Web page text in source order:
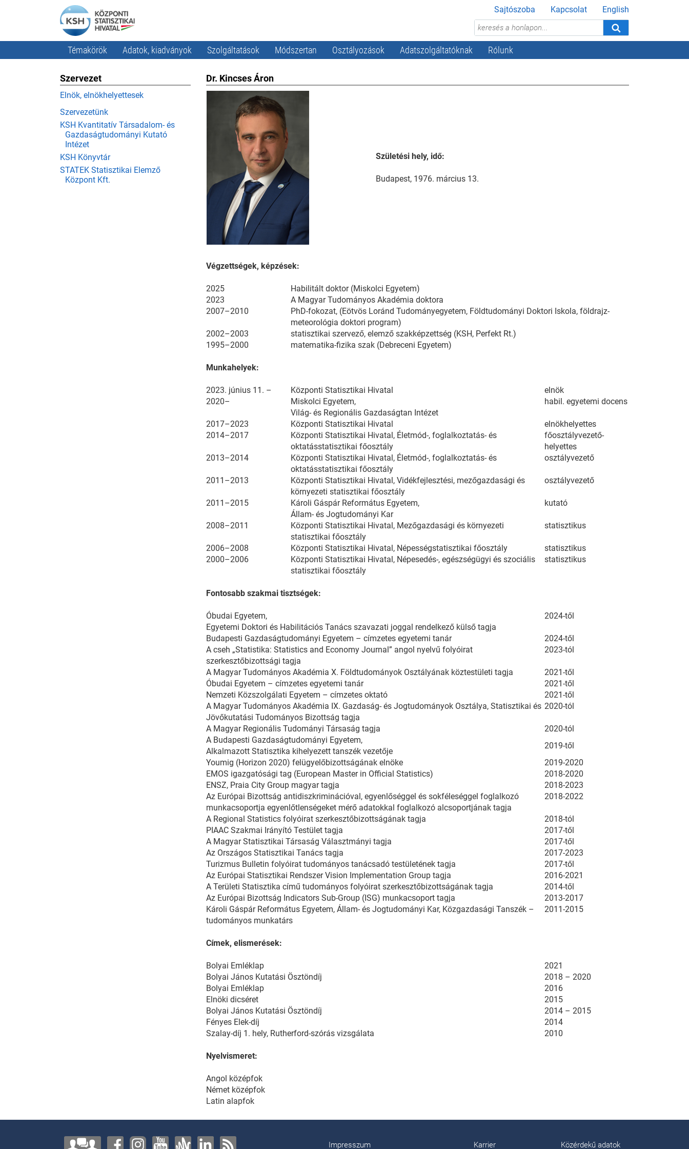
Sajtószoba Kapcsolat English
Témakörök Adatok, kiadványok Szolgáltatások Módszertan Osztályozások Adatszolgáltatóknak Rólunk
Szervezet
Elnök, elnökhelyettesek
Szervezetünk
KSH Kvantitatív Társadalom- és
Gazdaságtudományi Kutató
Intézet
KSH Könyvtár
STATEK Statisztikai Elemző
Központ Kft.
Dr. Kincses Áron
Születési hely, idő:
Budapest, 1976. március 13.
Végzettségek, képzések:
2025
Habilitált doktor (Miskolci Egyetem)
2023
A Magyar Tudományos Akadémia doktora
2007–2010
PhD-fokozat, (Eötvös Loránd Tudományegyetem, Földtudományi Doktori Iskola, földrajz-
meteorológia doktori program)
2002–2003
statisztikai szervező, elemző szakképzettség (KSH, Perfekt Rt.)
1995–2000
matematika-fizika szak (Debreceni Egyetem)
Munkahelyek:
2023. június 11. – Központi Statisztikai Hivatal
elnök
2020–
Miskolci Egyetem,
Világ- és Regionális Gazdaságtan Intézet
habil. egyetemi docens
2017–2023 Központi Statisztikai Hivatal
elnökhelyettes
2014–2017
Központi Statisztikai Hivatal, Életmód-, foglalkoztatás- és
oktatásstatisztikai főosztály
főosztályvezető-
helyettes
2013–2014
Központi Statisztikai Hivatal, Életmód-, foglalkoztatás- és
oktatásstatisztikai főosztály
osztályvezető
2011–2013
Központi Statisztikai Hivatal, Vidékfejlesztési, mezőgazdasági és
környezeti statisztikai főosztály
osztályvezető
2011–2015
Károli Gáspár Református Egyetem,
Állam- és Jogtudományi Kar
kutató
2008–2011
Központi Statisztikai Hivatal, Mezőgazdasági és környezeti
statisztikai főosztály
statisztikus
2006–2008 Központi Statisztikai Hivatal, Népességstatisztikai főosztály
statisztikus
2000–2006
Központi Statisztikai Hivatal, Népesedés-, egészségügyi és szociális
statisztikai főosztály
statisztikus
Fontosabb szakmai tisztségek:
Óbudai Egyetem,
Egyetemi Doktori és Habilitációs Tanács szavazati joggal rendelkező külső tagja
2024-től
Budapesti Gazdaságtudományi Egyetem – címzetes egyetemi tanár
2024-től
A cseh „Statistika: Statistics and Economy Journal” angol nyelvű folyóirat
szerkesztőbizottsági tagja
2023-tól
A Magyar Tudományos Akadémia X. Földtudományok Osztályának köztestületi tagja
2021-től
Óbudai Egyetem – címzetes egyetemi tanár
2021-től
Nemzeti Közszolgálati Egyetem – címzetes oktató
2021-től
A Magyar Tudományos Akadémia IX. Gazdaság- és Jogtudományok Osztálya, Statisztikai és
Jövőkutatási Tudományos Bizottság tagja
2020-tól
A Magyar Regionális Tudományi Társaság tagja
2020-tól
A Budapesti Gazdaságtudományi Egyetem,
Alkalmazott Statisztika kihelyezett tanszék vezetője
2019-től
Youmig (Horizon 2020) felügyelőbizottságának elnöke
2019-2020
EMOS igazgatósági tag (European Master in Official Statistics)
2018-2020
ENSZ, Praia City Group magyar tagja
2018-2023
Az Európai Bizottság antidiszkriminációval, egyenlőséggel és sokféleséggel foglalkozó
munkacsoportja egyenlőtlenségeket mérő adatokkal foglalkozó alcsoportjának tagja
2018-2022
A Regional Statistics folyóirat szerkesztőbizottságának tagja
2018-tól
PIAAC Szakmai Irányító Testület tagja
2017-től
A Magyar Statisztikai Társaság Választmányi tagja
2017-től
Az Országos Statisztikai Tanács tagja
2017-2023
Turizmus Bulletin folyóirat tudományos tanácsadó testületének tagja
2017-től
Az Európai Statisztikai Rendszer Vision Implementation Group tagja
2016-2021
A Területi Statisztika című tudományos folyóirat szerkesztőbizottságának tagja
2014-től
Az Európai Bizottság Indicators Sub-Group (ISG) munkacsoport tagja
2013-2017
Károli Gáspár Református Egyetem, Állam- és Jogtudományi Kar, Közgazdasági Tanszék –
tudományos munkatárs
2011-2015
Címek, elismerések:
Bolyai Emléklap
2021
Bolyai János Kutatási Ösztöndíj
2018 – 2020
Bolyai Emléklap
2016
Elnöki dicséret
2015
Bolyai János Kutatási Ösztöndíj
2014 – 2015
Fényes Elek-díj
2014
Szalay-díj 1. hely, Rutherford-szórás vizsgálata
2010
Nyelvismeret:
Angol középfok
Német középfok
Latin alapfok
Impresszum Karrier Közérdekű adatok